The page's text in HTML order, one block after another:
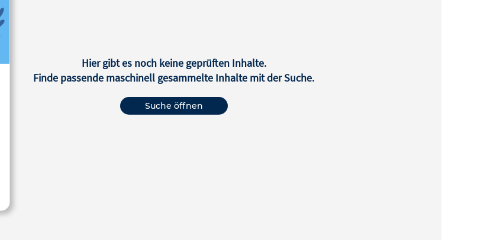
Hier gibt es noch keine geprüften Inhalte.
Finde passende maschinell gesammelte Inhalte mit der Suche.
Suche öffnen